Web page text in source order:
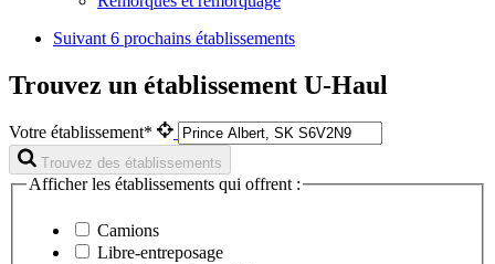
Suivant 6 prochains établissements
Trouvez un établissement U-Haul
Votre établissement*
Trouvez des établissements
Afficher les établissements qui offrent :
Camions
Libre-entreposage